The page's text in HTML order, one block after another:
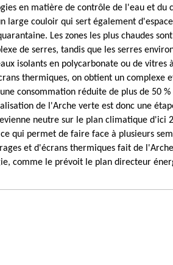
en matière de contrôle de l'eau et du
large couloir qui sert également
Les zones les plus chaudes
de serres, tandis que les serres
isolants en polycarbonate ou de vitres
thermiques, on obtient un complexe
consommation réduite de plus de 50
de l'Arche verte est donc une
neutre sur le plan climatique d'ici
qui permet de faire face à plusieurs
et d'écrans thermiques fait de
comme le prévoit le plan directeur